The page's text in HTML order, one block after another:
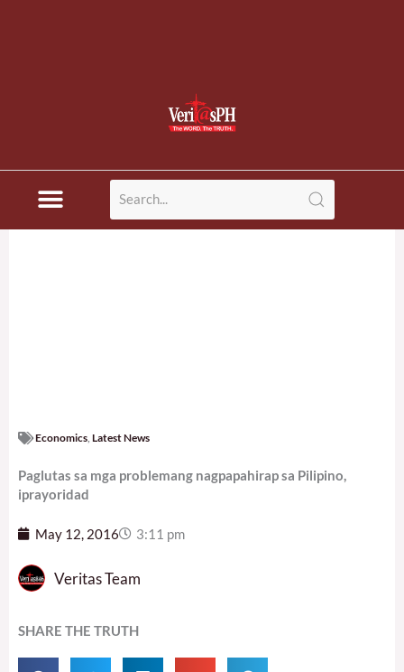
Economics Latest News
Paglutas sa mga problemang nagpapahirap sa Pilipino,
iprayoridad
May 12, 2016 3:11 pm
Veritas Team
SHARE THE TRUTH